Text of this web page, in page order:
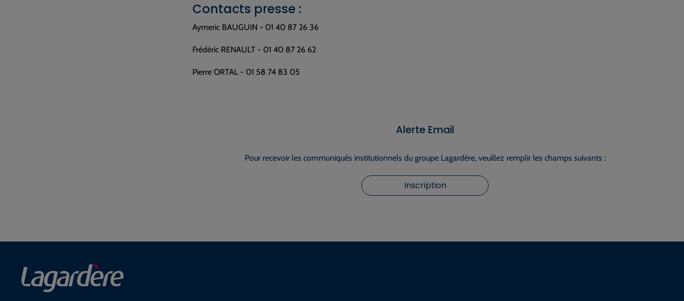
Contacts presse :
Aymeric BAUGUIN - 01 40 87 26 36
Frédéric RENAULT - 01 40 87 26 62
Pierre ORTAL - 01 58 74 83 05
Alerte Email
Pour recevoir les communiqués institutionnels du groupe Lagardère, veuillez remplir les champs suivants :
Inscription